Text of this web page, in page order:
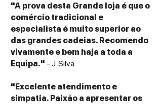
"A prova desta Grande loja é que o
comércio tradicional e
especialista é muito superior ao
das grandes cadeias. Recomendo
vivamente e bem haja a toda a
Equipa." - J. Silva
"Excelente atendimento e
simpatia. Paixão a apresentar os